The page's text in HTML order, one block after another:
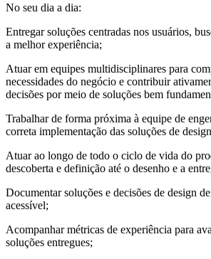
No seu dia a dia:
Entregar soluções centradas nos usuários,
a melhor experiência;
Atuar em equipes multidisciplinares para
necessidades do negócio e contribuir
decisões por meio de soluções bem
Trabalhar de forma próxima à equipe de
correta implementação das soluções de
Atuar ao longo de todo o ciclo de vida do
descoberta e definição até o desenho e a
Documentar soluções e decisões de design
acessível;
Acompanhar métricas de experiência para
soluções entregues;